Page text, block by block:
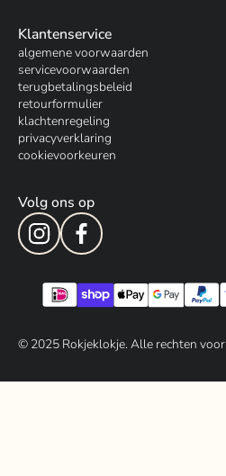
Klantenservice
algemene voorwaarden
servicevoorwaarden
terugbetalingsbeleid
retourformulier
klachtenregeling
privacyverklaring
cookievoorkeuren
Volg ons op
© 2025Rokjeklokje. Alle rechten